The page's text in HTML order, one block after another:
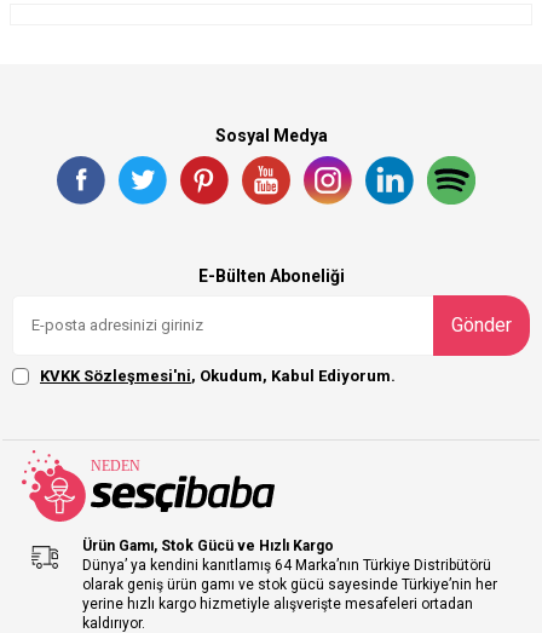
Sosyal Medya
E-Bülten Aboneliği
Gönder
KVKK Sözleşmesi'ni, Okudum, Kabul Ediyorum.
Ürün Gamı, Stok Gücü ve Hızlı Kargo
Dünya’ ya kendini kanıtlamış 64 Marka’nın Türkiye Distribütörü
olarak geniş ürün gamı ve stok gücü sayesinde Türkiye’nin her
yerine hızlı kargo hizmetiyle alışverişte mesafeleri ortadan
kaldırıyor.